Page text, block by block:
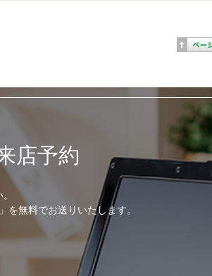
店予約
を無料でお送りいたします。